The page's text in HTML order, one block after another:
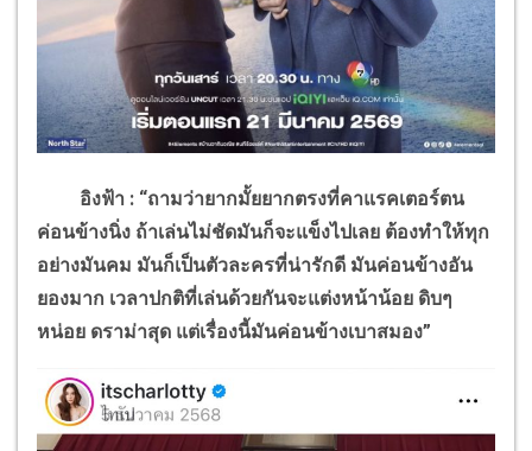
อิงฟ้า : “ถามว่ายากมั้ยยากตรงที่คาแรคเตอร์ตน
ค่อนข้างนิ่ง ถ้าเล่นไม่ชัดมันก็จะแข็งไปเลย ต้องทำให้ทุก
อย่างมันคม มันก็เป็นตัวละครที่น่ารักดี มันค่อนข้างอัน
ยองมาก เวลาปกติที่เล่นด้วยกันจะแต่งหน้าน้อย ดิบๆ
หน่อย ดราม่าสุด แต่เรื่องนี้มันค่อนข้างเบาสมอง”